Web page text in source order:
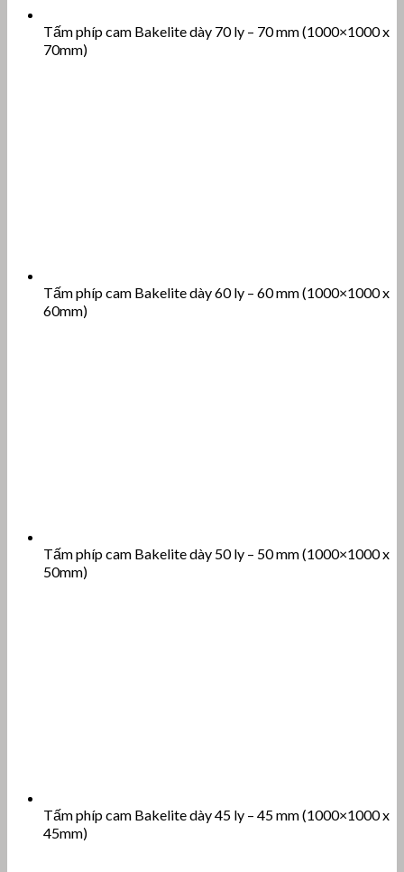
Tấm phíp cam Bakelite dày 70 ly – 70 mm (1000×1000 x
70mm)
Tấm phíp cam Bakelite dày 60 ly – 60 mm (1000×1000 x
60mm)
Tấm phíp cam Bakelite dày 50 ly – 50 mm (1000×1000 x
50mm)
Tấm phíp cam Bakelite dày 45 ly – 45 mm (1000×1000 x
45mm)